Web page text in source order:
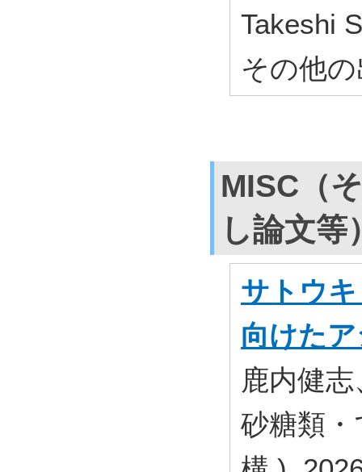
Takeshi
その他
MISC（
し論文等
サトウ
向けた
鹿内健
砂糖類